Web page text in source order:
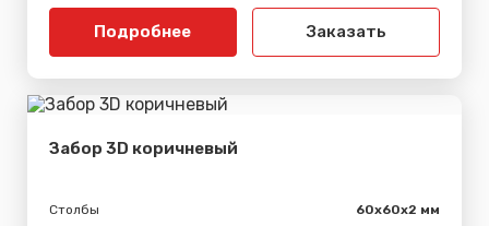
Подробнее Заказать
Забор 3D коричневый
Столбы
60х60х2 мм